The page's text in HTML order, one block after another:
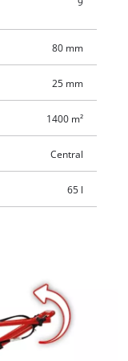
80 mm
25 mm
1400 m²
Central
65 l